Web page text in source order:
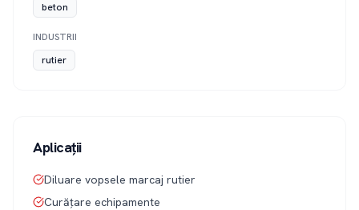
beton
INDUSTRII
rutier
Aplicații
Diluare vopsele marcaj rutier
Curățare echipamente